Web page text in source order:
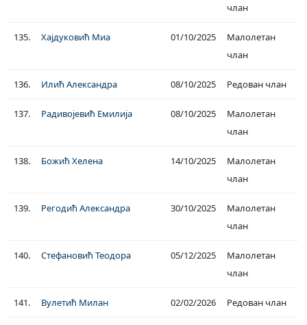
члан
135. Хајдуковић Миа 01/10/2025
Малолетан
члан
136. Илић Александра 08/10/2025 Редован члан
137. Радивојевић Емилија 08/10/2025
Малолетан
члан
138. Божић Хелена 14/10/2025
Малолетан
члан
139. Регодић Александра 30/10/2025
Малолетан
члан
140. Стефановић Теодора 05/12/2025
Малолетан
члан
141. Вулетић Милан 02/02/2026 Редован члан